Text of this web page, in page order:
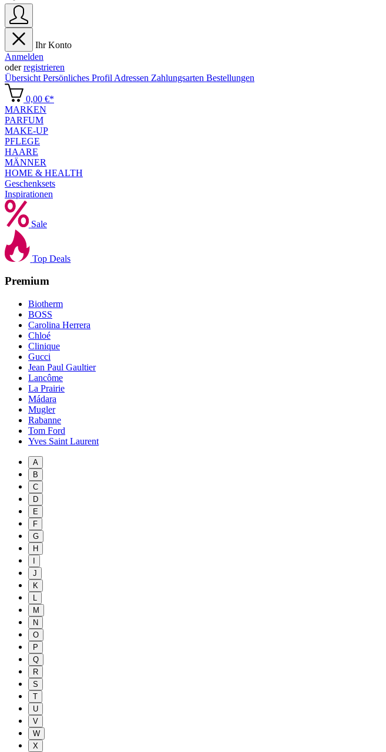
Ihr Konto
Anmelden
oderregistrieren
Übersicht Persönliches Profil Adressen Zahlungsarten Bestellungen
0,00 €*
MARKEN
PARFUM
MAKE-UP
PFLEGE
HAARE
MÄNNER
HOME & HEALTH
Geschenksets
Inspirationen
Sale
Top Deals
Premium
Biotherm
BOSS
Carolina Herrera
Chloé
Clinique
Gucci
Jean Paul Gaultier
Lancôme
La Prairie
Mádara
Mugler
Rabanne
Tom Ford
Yves Saint Laurent
A
B
C
D
E
F
G
H
J
K
L
M
N
O
P
Q
R
S
T
U
V
W
X